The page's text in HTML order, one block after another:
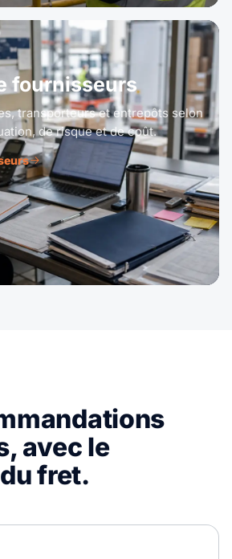
fournisseurs
transporteurs et entrepôts selon
de risque et de coût.
avec le
fret.